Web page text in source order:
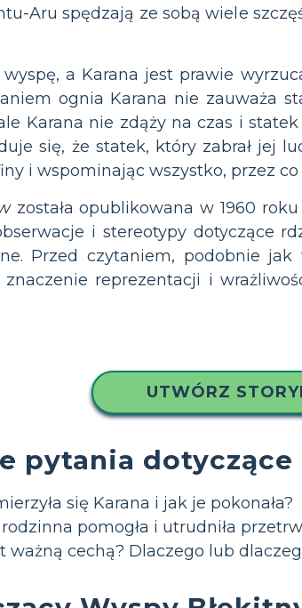
Aru spędzają ze sobą wiele
a Karana jest prawie
ognia Karana nie zauważa
Karana nie zdąży na czas i
się, że statek, który zabrał jej
i wspominając wszystko, przez co
została opublikowana w 1960
i stereotypy dotyczące
Przed czytaniem, podobnie
reprezentacji i
UTWÓRZ
pytania dotyczące
się Karana i jak je pokonała?
pomogła i utrudniła
ważną cechą? Dlaczego lub